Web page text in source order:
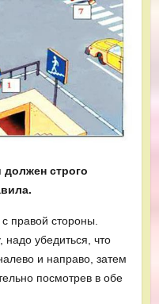
строго
правой стороны.
убедиться, что
и направо, затем
посмотрев в обе